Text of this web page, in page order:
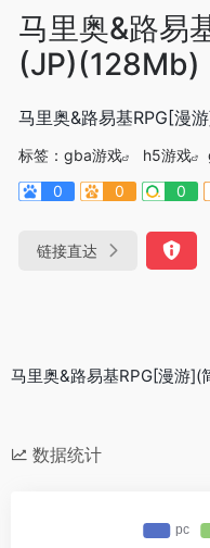
马里奥&路易
(JP)(128Mb)
马里奥&路易基RPG[漫
标签： gba游戏 h5游戏
0
0 0
链接直达
马里奥&路易基RPG[漫游](
数据统计